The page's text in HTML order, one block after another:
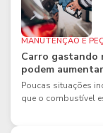
MANUTENÇÃO E
Carro gastando
podem
Poucas situações
que o combustível